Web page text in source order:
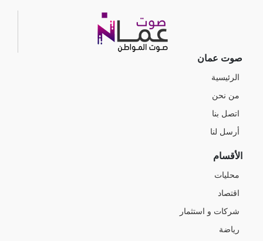
صوت عمان
الرئيسية
من نحن
اتصل بنا
أرسل لنا
الأقسام
محليات
اقتصاد
شركات و استثمار
رياضة